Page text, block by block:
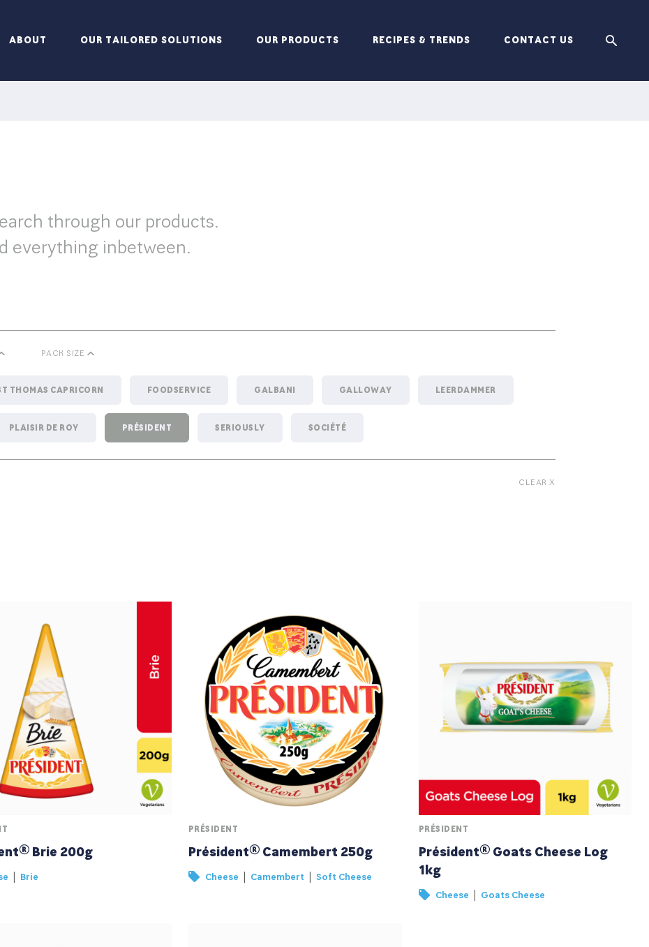
ABOUT OUR TAILORED SOLUTIONS OUR PRODUCTS RECIPES & TRENDS CONTACT US
through our products.
everything inbetween.
PACK SIZE
500G 500G - 1KG
THOMAS CAPRICORN FOODSERVICE GALBANI GALLOWAY LEERDAMMER
PLAISIR DE ROY PRÉSIDENT SERIOUSLY SOCIÉTÉ
CLEAR X
Brie 200g
| Brie
PRÉSIDENT
Président® Camembert 250g
Cheese | Camembert | Soft Cheese
PRÉSIDENT
Président® Goats Cheese Log
1kg
Cheese | Goats Cheese